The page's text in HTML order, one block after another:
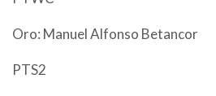
Oro: Manuel Alfonso Betancor
PTS2